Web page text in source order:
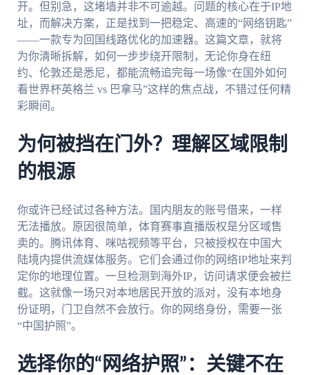
开。但别急，这堵墙并非不可逾越。问题的核心在于IP地
址，而解决方案，正是找到一把稳定、高速的“网络钥匙”
——一款专为回国线路优化的加速器。这篇文章，就将
为你清晰拆解，如何一步步绕开限制，无论你身在纽
约、伦敦还是悉尼，都能流畅追完每一场像“在国外如何
看世界杯英格兰 vs 巴拿马”这样的焦点战，不错过任何精
彩瞬间。
为何被挡在门外？理解区域限制
的根源
你或许已经试过各种方法。国内朋友的账号借来，一样
无法播放。原因很简单，体育赛事直播版权是分区域售
卖的。腾讯体育、咪咕视频等平台，只被授权在中国大
陆境内提供流媒体服务。它们会通过你的网络IP地址来判
定你的地理位置。一旦检测到海外IP，访问请求便会被拦
截。这就像一场只对本地居民开放的派对，没有本地身
份证明，门卫自然不会放行。你的网络身份，需要一张
“中国护照”。
选择你的“网络护照”：关键不在